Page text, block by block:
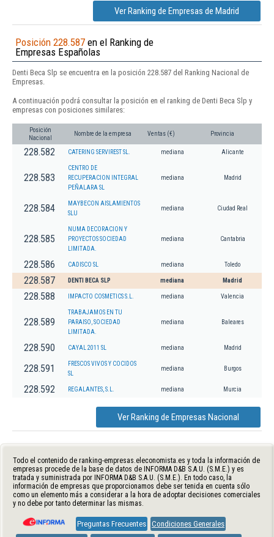
Ver Ranking de Empresas de Madrid
Posición 228.587 en el Ranking de
Empresas Españolas
Denti Beca Slp se encuentra en la posición 228.587 del Ranking Nacional de
Empresas.
A continuación podrá consultar la posición en el ranking de Denti Beca Slp y
empresas con posiciones similares:
Posición
Nacional
Nombre de la empresa Ventas (€) Provincia
228.582 CATERING SERVIREST SL. mediana Alicante
228.583
CENTRO DE
RECUPERACION INTEGRAL
PEÑALARA SL
mediana Madrid
228.584
MAYBECON AISLAMIENTOS
SLU
mediana Ciudad Real
228.585
NUMA DECORACION Y
PROYECTOS SOCIEDAD
LIMITADA.
mediana Cantabria
228.586 CADISCO SL mediana Toledo
228.587 DENTI BECA SLP mediana Madrid
228.588 IMPACTO COSMETICS S.L. mediana Valencia
228.589
TRABAJAMOS EN TU
PARAISO, SOCIEDAD
LIMITADA.
mediana Baleares
228.590 CAYAL 2011 SL mediana Madrid
228.591
FRESCOS VIVOS Y COCIDOS
SL
mediana Burgos
228.592 REGALANTES, S.L. mediana Murcia
Ver Ranking de Empresas Nacional
Todo el contenido de ranking-empresas.eleconomista.es y toda la información de
empresas procede de la base de datos de INFORMA D&B S.A.U. (S.M.E.) y es
tratada y suministrada por INFORMA D&B S.A.U. (S.M.E.). En todo caso, la
información de empresas que proporcionamos debe ser tenida en cuenta sólo
como un elemento más a considerar a la hora de adoptar decisiones comerciales
y no debe por tanto determinar las mismas.
Preguntas Frecuentes Condiciones Generales